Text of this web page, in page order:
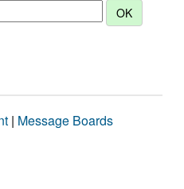
| Message Boards